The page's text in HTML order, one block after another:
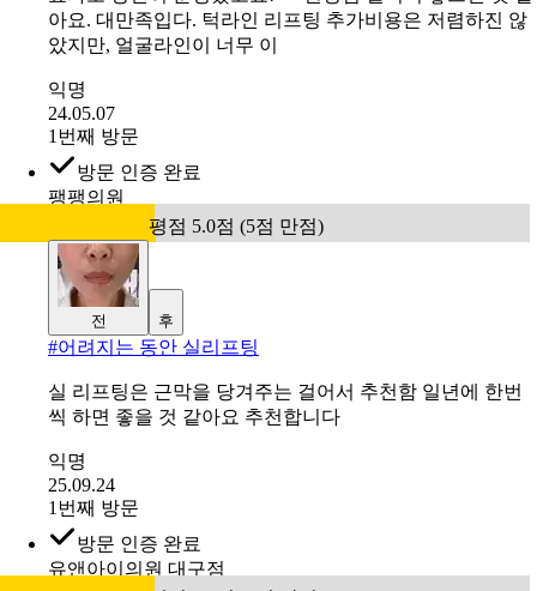
여기만큼 원장님이 꼼꼼하고 세심하게 신경써주시는 곳은
처음입니다. 정말 기분좋게 시술 받을 수 있고, 이후 걱정되
효과도 당연히 분명했고요! ^^ 원장님 실력이 좋으신 것 같
아요. 대만족입다. 턱라인 리프팅 추가비용은 저렴하진 않
았지만, 얼굴라인이 너무 이
익명
24.05.07
방문 인증 완료
팽팽의원
평점 5.0점 (5점 만점)
전 후
실 리프팅은 근막을 당겨주는 걸어서 추천함 일년에 한번
씩 하면 좋을 것 같아요 추천합니다
익명
25.09.24